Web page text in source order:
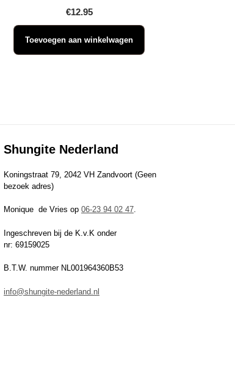
€12.95
Toevoegen aan winkelwagen
Shungite Nederland
Koningstraat 79, 2042 VH Zandvoort (Geen
bezoek adres)
Monique de Vries op 06-23 94 02 47.
Ingeschreven bij de K.v.K onder
nr: 69159025
B.T.W. nummer NL001964360B53
info@shungite-nederland.nl